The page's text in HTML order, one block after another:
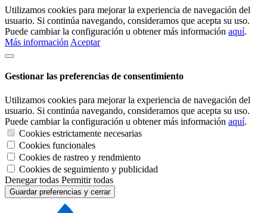
Utilizamos cookies para mejorar la experiencia de navegación del
usuario. Si continúa navegando, consideramos que acepta su uso.
Puede cambiar la configuración u obtener más información aquí.
Más información Aceptar
Gestionar las preferencias de consentimiento
Utilizamos cookies para mejorar la experiencia de navegación del
usuario. Si continúa navegando, consideramos que acepta su uso.
Puede cambiar la configuración u obtener más información aquí.
Cookies estrictamente necesarias
Cookies funcionales
Cookies de rastreo y rendmiento
Cookies de seguimiento y publicidad
Denegar todas Permitir todas
Guardar preferencias y cerrar